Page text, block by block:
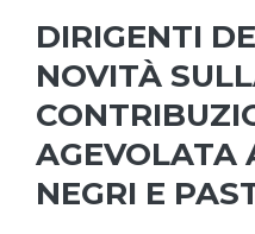
DIRIGENTI
NOVITÀ
AGEVOLATA
NEGRI E